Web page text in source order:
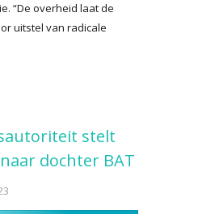
“De overheid laat de
uitstel van radicale
stelt
dochter BAT